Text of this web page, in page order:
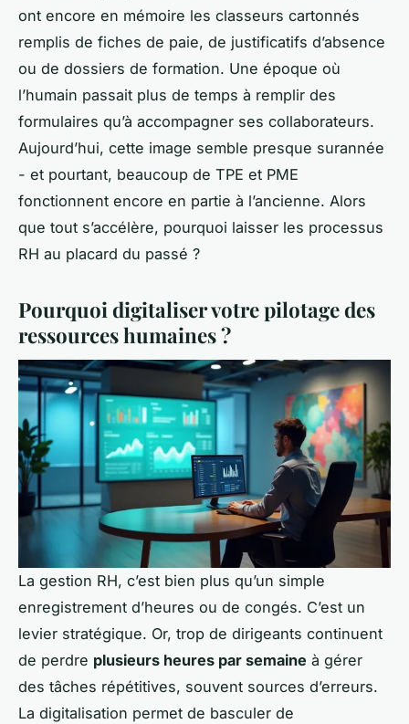
ont encore en mémoire les classeurs cartonnés
remplis de fiches de paie, de justificatifs d’absence
ou de dossiers de formation. Une époque où
l’humain passait plus de temps à remplir des
formulaires qu’à accompagner ses collaborateurs.
Aujourd’hui, cette image semble presque surannée
- et pourtant, beaucoup de TPE et PME
fonctionnent encore en partie à l’ancienne. Alors
que tout s’accélère, pourquoi laisser les processus
RH au placard du passé ?
Pourquoi digitaliser votre pilotage des
ressources humaines ?
La gestion RH, c’est bien plus qu’un simple
enregistrement d’heures ou de congés. C’est un
levier stratégique. Or, trop de dirigeants continuent
de perdre plusieurs heures par semaine à gérer
des tâches répétitives, souvent sources d’erreurs.
La digitalisation permet de basculer de